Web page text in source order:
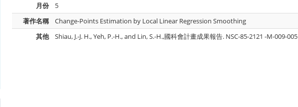
月份
5
著作名稱
Change-Points Estimation by Local Linear Regression Smoothing
其他
Shiau, J.-J. H., Yeh, P.-H., and Lin, S.-H.,國科會計畫成果報告. NSC-85-2121 -M-009-005